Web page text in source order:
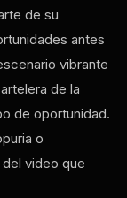
de su
antes
vibrante
de la
de oportunidad.
o
video que